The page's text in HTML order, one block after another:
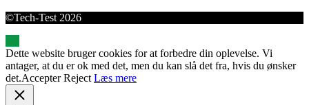
©Tech-Test 2026
Dette website bruger cookies for at forbedre din oplevelse. Vi
antager, at du er ok med det, men du kan slå det fra, hvis du ønsker
det.Accepter Reject Læs mere